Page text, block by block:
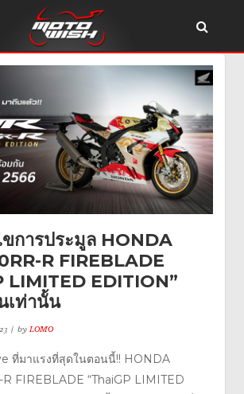
ขการประมูล HONDA
R FIREBLADE
LIMITED EDITION”
เท่านั้น
byLOMO
ที่มาแรงที่สุดในตอนนี้!! HONDA
FIREBLADE “ThaiGP LIMITED